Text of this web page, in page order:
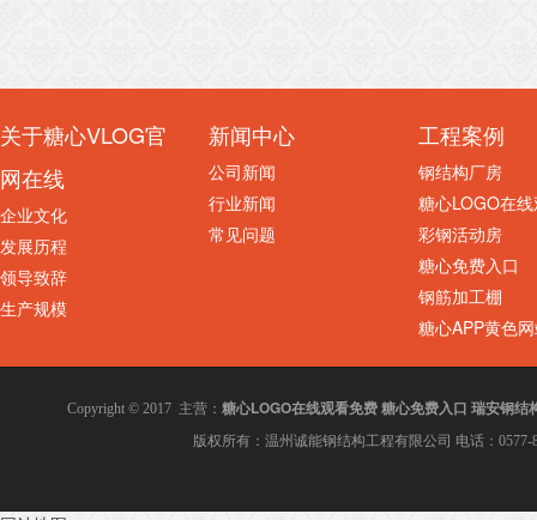
关于糖心VLOG官
网在线
企业文化
发展历程
领导致辞
生产规模
新闻中心
公司新闻
行业新闻
常见问题
工程案例
钢结构厂房
糖心LOGO在
彩钢活动房
糖心免费入口
钢筋加工棚
糖心APP黄色
Copyright © 2017 主营： 糖心LOGO在线观看免费糖心免费入口 瑞安钢结
版权所有：温州诚能钢结构工程有限公司 电话：